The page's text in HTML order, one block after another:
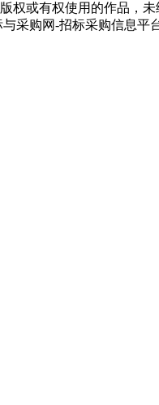
权或有权使用的作品
采购网-招标采购信息平台